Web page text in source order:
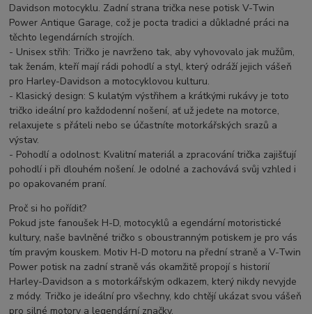
Davidson motocyklu. Zadní strana trička nese potisk V-Twin
Power Antique Garage, což je pocta tradici a důkladné práci na
těchto legendárních strojích.
- Unisex střih: Tričko je navrženo tak, aby vyhovovalo jak mužům,
tak ženám, kteří mají rádi pohodlí a styl, který odráží jejich vášeň
pro Harley-Davidson a motocyklovou kulturu.
- Klasický design: S kulatým výstřihem a krátkými rukávy je toto
tričko ideální pro každodenní nošení, ať už jedete na motorce,
relaxujete s přáteli nebo se účastníte motorkářských srazů a
výstav.
- Pohodlí a odolnost: Kvalitní materiál a zpracování trička zajišťují
pohodlí i při dlouhém nošení. Je odolné a zachovává svůj vzhled i
po opakovaném praní.
Proč si ho pořídit?
Pokud jste fanoušek H-D, motocyklů a egendární motoristické
kultury, naše bavlněné tričko s oboustranným potiskem je pro vás
tím pravým kouskem. Motiv H-D motoru na přední straně a V-Twin
Power potisk na zadní straně vás okamžitě propojí s historií
Harley-Davidson a s motorkářským odkazem, který nikdy nevyjde
z módy. Tričko je ideální pro všechny, kdo chtějí ukázat svou vášeň
pro silné motory a legendární značky.